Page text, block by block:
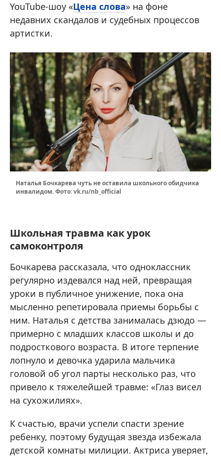
YouTube-шоу «Цена слова» на фоне
недавних скандалов и судебных процессов
артистки.
Наталья Бочкарева чуть не оставила школьного обидчика
инвалидом. Фото: vk.ru/nb_official
Школьная травма как урок
самоконтроля
Бочкарева рассказала, что одноклассник
регулярно издевался над ней, превращая
уроки в публичное унижение, пока она
мысленно репетировала приемы борьбы с
ним. Наталья с детства занималась дзюдо —
примерно с младших классов школы и до
подросткового возраста. В итоге терпение
лопнуло и девочка ударила мальчика
головой об угол парты несколько раз, что
привело к тяжелейшей травме: «Глаз висел
на сухожилиях».
К счастью, врачи успели спасти зрение
ребенку, поэтому будущая звезда избежала
детской комнаты милиции. Актриса уверяет,